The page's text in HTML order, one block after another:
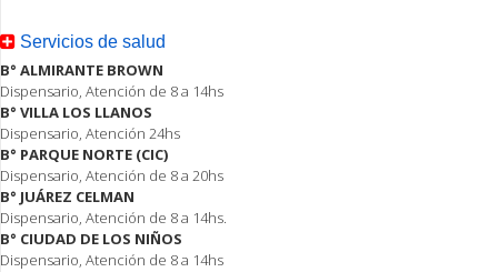
Servicios de salud
B° ALMIRANTE BROWN
Dispensario, Atención de 8 a 14hs
B° VILLA LOS LLANOS
Dispensario, Atención 24hs
B° PARQUE NORTE (CIC)
Dispensario, Atención de 8 a 20hs
B° JUÁREZ CELMAN
Dispensario, Atención de 8 a 14hs.
B° CIUDAD DE LOS NIÑOS
Dispensario, Atención de 8 a 14hs